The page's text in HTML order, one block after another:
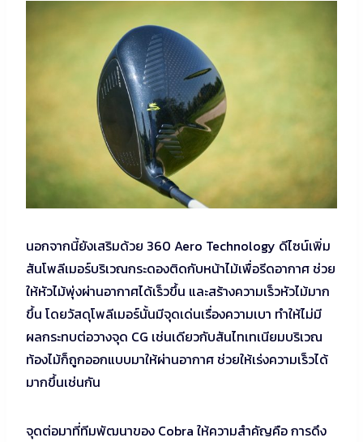
นอกจากนี้ยังเสริมด้วย 360 Aero Technology ดีไซน์เพิ่ม
สันโพลีเมอร์บริเวณกระดองติดกับหน้าไม้เพื่อรีดอากาศ ช่วย
ให้หัวไม้พุ่งผ่านอากาศได้เร็วขึ้น และสร้างความเร็วหัวไม้มาก
ขึ้น โดยวัสดุโพลีเมอร์นั้นมีจุดเด่นเรื่องความเบา ทำให้ไม่มี
ผลกระทบต่อวางจุด CG เช่นเดียวกับสันไทเทเนียมบริเวณ
ท้องไม้ก็ถูกออกแบบมาให้ผ่านอากาศ ช่วยให้เร่งความเร็วได้
มากขึ้นเช่นกัน
จุดต่อมาที่ทีมพัฒนาของ Cobra ให้ความสำคัญคือ การดึง